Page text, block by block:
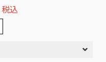
税込